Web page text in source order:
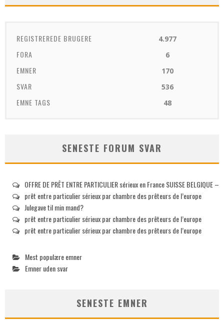
REGISTREREDE BRUGERE 4.977
FORA 6
EMNER 170
SVAR 536
EMNE TAGS 48
SENESTE FORUM SVAR
OFFRE DE PRÊT ENTRE PARTICULIER sérieux en France SUISSE BELGIQUE –
prêt entre particulier sérieux par chambre des prêteurs de l’europe
Julegave til min mand?
prêt entre particulier sérieux par chambre des prêteurs de l’europe
prêt entre particulier sérieux par chambre des prêteurs de l’europe
Mest populære emner
Emner uden svar
SENESTE EMNER